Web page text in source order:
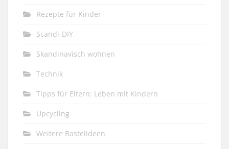
Rezepte für Kinder
Scandi-DIY
Skandinavisch wohnen
Technik
Tipps für Eltern: Leben mit Kindern
Upcycling
Weitere Bastelideen